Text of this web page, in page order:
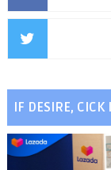
IF DESIRE, CICK